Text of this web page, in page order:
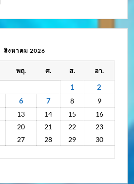
สิงหาคม 2026
พฤ. ศ. ส. อา.
1
2
6 7 8
9
13 14 15
16
20 21 22
23
27 28 29
30